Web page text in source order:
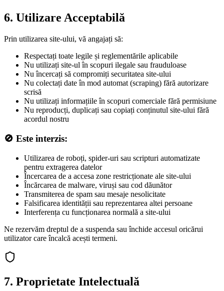
6. Utilizare Acceptabilă
Prin utilizarea site-ului, vă angajați să:
Respectați toate legile și reglementările aplicabile
Nu utilizați site-ul în scopuri ilegale sau frauduloase
Nu încercați să compromiți securitatea site-ului
Nu colectați date în mod automat (scraping) fără autorizare
scrisă
Nu utilizați informațiile în scopuri comerciale fără permisiune
Nu reproducți, duplicați sau copiați conținutul site-ului fără
acordul nostru
🚫 Este interzis:
Utilizarea de roboți, spider-uri sau scripturi automatizate
pentru extragerea datelor
Încercarea de a accesa zone restricționate ale site-ului
Încărcarea de malware, viruși sau cod dăunător
Transmiterea de spam sau mesaje nesolicitate
Falsificarea identității sau reprezentarea altei persoane
Interferența cu funcționarea normală a site-ului
Ne rezervăm dreptul de a suspenda sau închide accesul oricărui
utilizator care încalcă acești termeni.
7. Proprietate Intelectuală